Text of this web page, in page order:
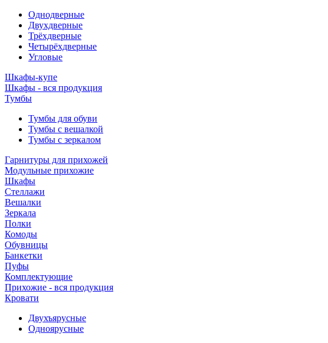
Однодверные
Двухдверные
Трёхдверные
Четырёхдверные
Угловые
Шкафы-купе
Шкафы - вся продукция
Тумбы
Тумбы для обуви
Тумбы с вешалкой
Тумбы с зеркалом
Гарнитуры для прихожей
Модульные прихожие
Шкафы
Стеллажи
Вешалки
Зеркала
Полки
Комоды
Обувницы
Банкетки
Пуфы
Комплектующие
Прихожие - вся продукция
Кровати
Двухъярусные
Одноярусные